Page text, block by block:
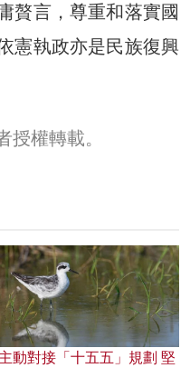
贅言，尊重和落實國
憲執政亦是民族復興
權轉載。
主動對接「十五五」規劃 堅